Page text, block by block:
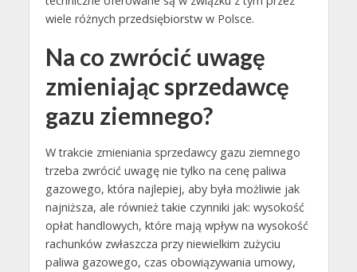
wiele różnych przedsiębiorstw w Polsce.
Na co zwrócić uwagę
zmieniając sprzedawcę
gazu ziemnego?
W trakcie zmieniania sprzedawcy gazu ziemnego
trzeba zwrócić uwagę nie tylko na cenę paliwa
gazowego, która najlepiej, aby była możliwie jak
najniższa, ale również takie czynniki jak: wysokość
opłat handlowych, które mają wpływ na wysokość
rachunków zwłaszcza przy niewielkim zużyciu
paliwa gazowego, czas obowiązywania umowy,